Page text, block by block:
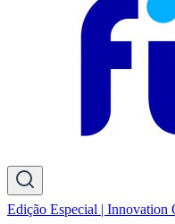
Edição Especial | Innovation